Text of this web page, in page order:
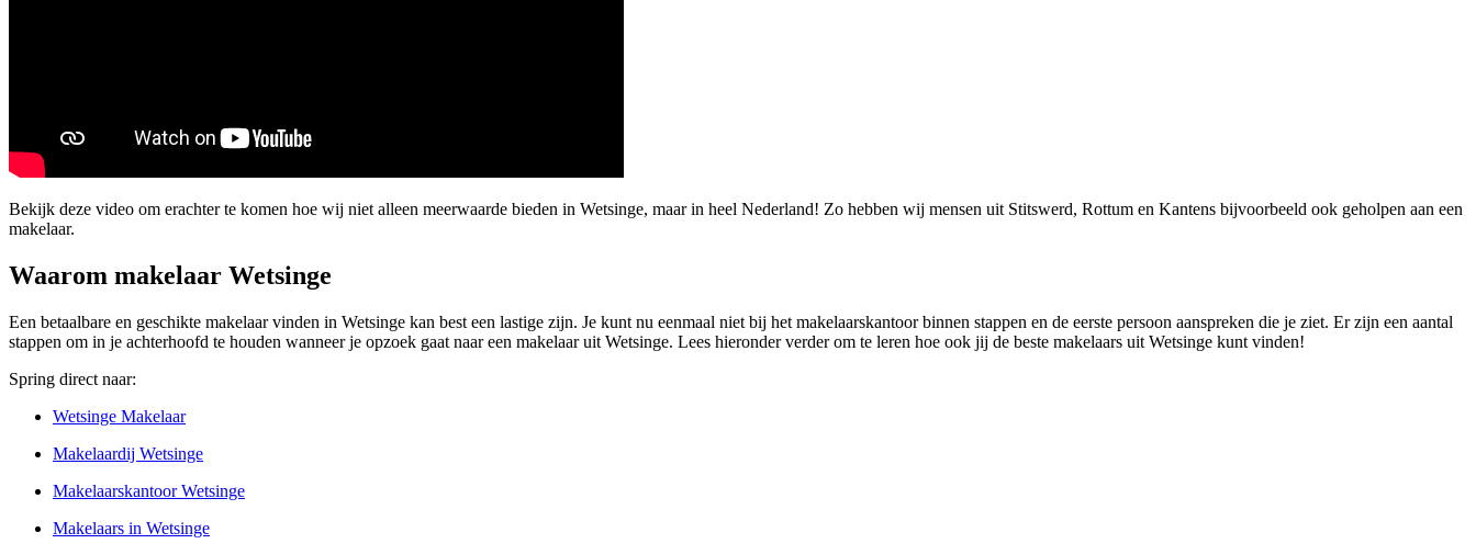
Bekijk deze video om erachter te komen hoe wij niet alleen meerwaarde bieden in Wetsinge, maar in heel Nederland! Zo hebben wij mensen uit Stitswerd, Rottum en Kantens bijvoorbeeld ook geholpen aan een
makelaar.
Waarom makelaar Wetsinge
Een betaalbare en geschikte makelaar vinden in Wetsinge kan best een lastige zijn. Je kunt nu eenmaal niet bij het makelaarskantoor binnen stappen en de eerste persoon aanspreken die je ziet. Er zijn een aantal
stappen om in je achterhoofd te houden wanneer je opzoek gaat naar een makelaar uit Wetsinge. Lees hieronder verder om te leren hoe ook jij de beste makelaars uit Wetsinge kunt vinden!
Spring direct naar:
Wetsinge Makelaar
Makelaardij Wetsinge
Makelaarskantoor Wetsinge
Makelaars in Wetsinge